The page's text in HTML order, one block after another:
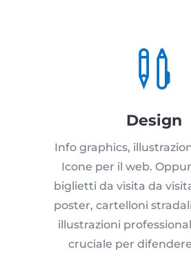

Design
Info graphics,
Icone per il web.
biglietti da visita da
poster, cartelloni
illustrazioni
cruciale per